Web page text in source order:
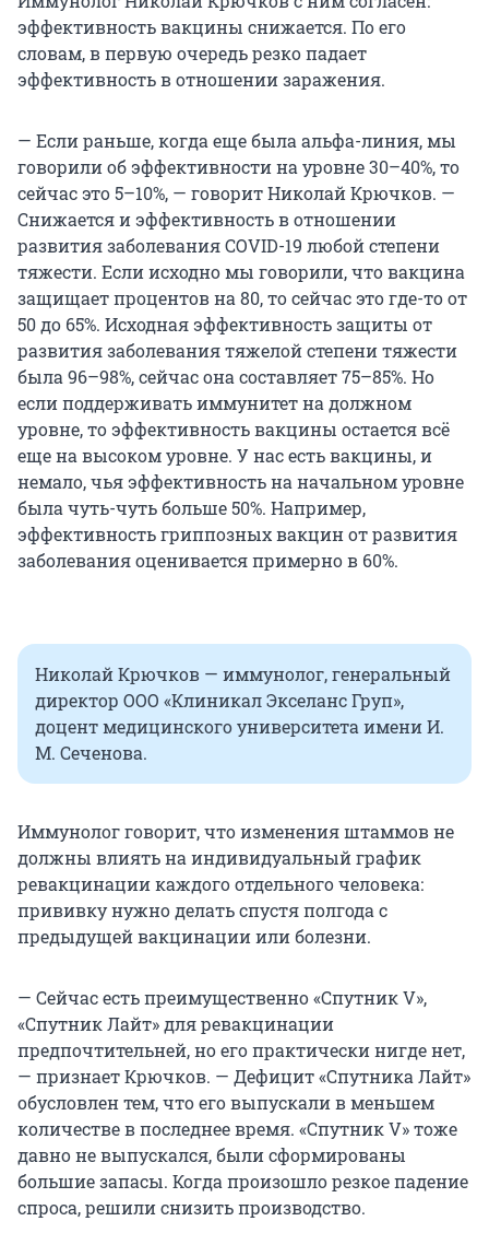
эффективность вакцины снижается. По его
словам, в первую очередь резко падает
эффективность в отношении заражения.
— Если раньше, когда еще была альфа-линия, мы
говорили об эффективности на уровне 30–40%, то
сейчас это 5–10%, — говорит Николай Крючков. —
Снижается и эффективность в отношении
развития заболевания COVID-19 любой степени
тяжести. Если исходно мы говорили, что вакцина
защищает процентов на 80, то сейчас это где-то от
50 до 65%. Исходная эффективность защиты от
развития заболевания тяжелой степени тяжести
была 96–98%, сейчас она составляет 75–85%. Но
если поддерживать иммунитет на должном
уровне, то эффективность вакцины остается всё
еще на высоком уровне. У нас есть вакцины, и
немало, чья эффективность на начальном уровне
была чуть-чуть больше 50%. Например,
эффективность гриппозных вакцин от развития
заболевания оценивается примерно в 60%.
Николай Крючков — иммунолог, генеральный
директор ООО «Клиникал Экселанс Груп»,
доцент медицинского университета имени И.
М. Сеченова.
Иммунолог говорит, что изменения штаммов не
должны влиять на индивидуальный график
ревакцинации каждого отдельного человека:
прививку нужно делать спустя полгода с
предыдущей вакцинации или болезни.
— Сейчас есть преимущественно «Спутник V»,
«Спутник Лайт» для ревакцинации
предпочтительней, но его практически нигде нет,
— признает Крючков. — Дефицит «Спутника Лайт»
обусловлен тем, что его выпускали в меньшем
количестве в последнее время. «Спутник V» тоже
давно не выпускался, были сформированы
большие запасы. Когда произошло резкое падение
спроса, решили снизить производство.